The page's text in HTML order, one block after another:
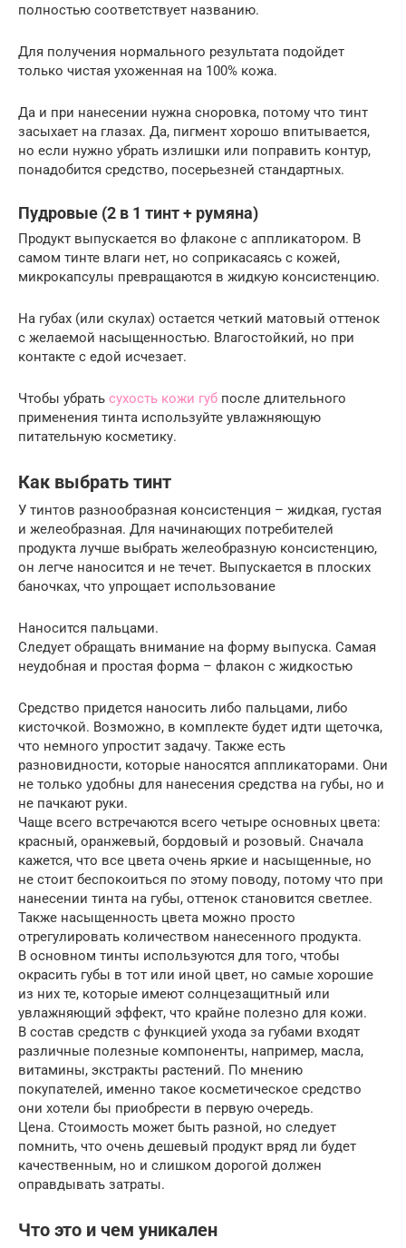
полностью соответствует названию.
Для получения нормального результата подойдет
только чистая ухоженная на 100% кожа.
Да и при нанесении нужна сноровка, потому что тинт
засыхает на глазах. Да, пигмент хорошо впитывается,
но если нужно убрать излишки или поправить контур,
понадобится средство, посерьезней стандартных.
Пудровые (2 в 1 тинт + румяна)
Продукт выпускается во флаконе с аппликатором. В
самом тинте влаги нет, но соприкасаясь с кожей,
микрокапсулы превращаются в жидкую консистенцию.
На губах (или скулах) остается четкий матовый оттенок
с желаемой насыщенностью. Влагостойкий, но при
контакте с едой исчезает.
Чтобы убрать сухость кожи губ после длительного
применения тинта используйте увлажняющую
питательную косметику.
Как выбрать тинт
У тинтов разнообразная консистенция – жидкая, густая
и желеобразная. Для начинающих потребителей
продукта лучше выбрать желеобразную консистенцию,
он легче наносится и не течет. Выпускается в плоских
баночках, что упрощает использование
Наносится пальцами.
Следует обращать внимание на форму выпуска. Самая
неудобная и простая форма – флакон с жидкостью
Средство придется наносить либо пальцами, либо
кисточкой. Возможно, в комплекте будет идти щеточка,
что немного упростит задачу. Также есть
разновидности, которые наносятся аппликаторами. Они
не только удобны для нанесения средства на губы, но и
не пачкают руки.
Чаще всего встречаются всего четыре основных цвета:
красный, оранжевый, бордовый и розовый. Сначала
кажется, что все цвета очень яркие и насыщенные, но
не стоит беспокоиться по этому поводу, потому что при
нанесении тинта на губы, оттенок становится светлее.
Также насыщенность цвета можно просто
отрегулировать количеством нанесенного продукта.
В основном тинты используются для того, чтобы
окрасить губы в тот или иной цвет, но самые хорошие
из них те, которые имеют солнцезащитный или
увлажняющий эффект, что крайне полезно для кожи.
В состав средств с функцией ухода за губами входят
различные полезные компоненты, например, масла,
витамины, экстракты растений. По мнению
покупателей, именно такое косметическое средство
они хотели бы приобрести в первую очередь.
Цена. Стоимость может быть разной, но следует
помнить, что очень дешевый продукт вряд ли будет
качественным, но и слишком дорогой должен
оправдывать затраты.
Что это и чем уникален